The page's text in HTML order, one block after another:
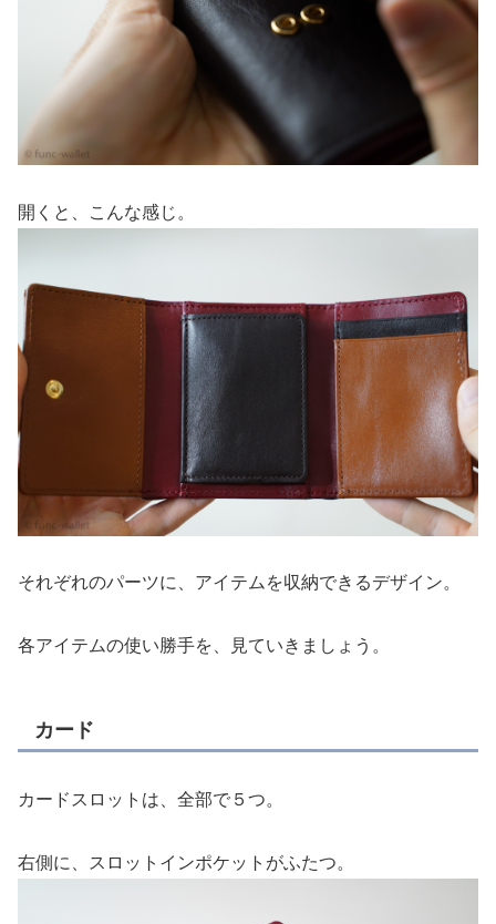
開くと、こんな感じ。
それぞれのパーツに、アイテムを収納できるデザイン。
各アイテムの使い勝手を、見ていきましょう。
カード
カードスロットは、全部で５つ。
右側に、スロットインポケットがふたつ。